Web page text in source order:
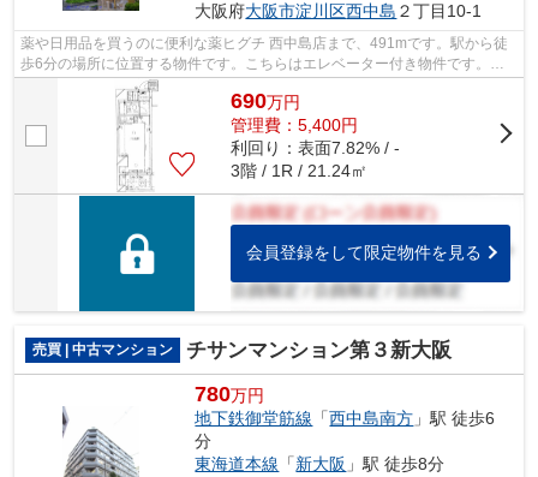
大阪府大阪市淀川区西中島 ２丁目10-1
薬や日用品を買うのに便利な薬ヒグチ 西中島店まで、491mです。駅から徒
歩6分の場所に位置する物件です。こちらはエレベーター付き物件です。綺
麗に整備された中古マンションで清潔感...
690万円
管理費：5,400円
利回り：表面7.82% / -
3階 / 1R / 21.24㎡
会員登録をして限定物件を見る
売買 | 中古マンション チサンマンション第３新大阪
780万円
地下鉄御堂筋線 「西中島南方 」駅 徒歩6
分
東海道本線 「新大阪 」駅 徒歩8分